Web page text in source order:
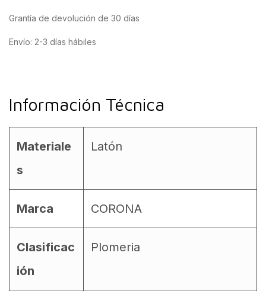
Grantía de devolución de 30 días
Envío: 2-3 días hábiles
Información Técnica
Materiale
s
Latón
Marca CORONA
Clasificac
ión
Plomeria